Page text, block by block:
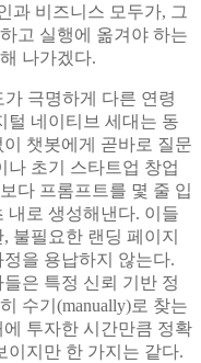
과 비즈니스 모두가, 그
고 실행에 옮겨야 하는
나가겠다.
극명하게 다른 연령
털 네이티브 세대는 동
챗봇에게 곧바로 질문
나 초기 스타트업 창업
다 프롬프트를 몇 줄 입
내로 생성해낸다. 이들
불필요한 랜딩 페이지
을 용납하지 않는다.
은 특정 신뢰 기반 정
수기(manually)로 찾는
투자한 시간만큼 정확
이지만 한 가지는 같다.